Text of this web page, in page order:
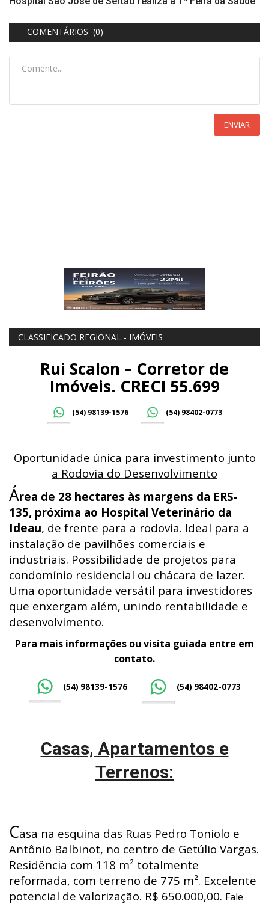
COMENTÁRIOS (0)
ENVIAR
CLASSIFICADO REGIONAL - IMÓVEIS
Rui Scalon – Corretor de
Imóveis. CRECI 55.699
(54) 98139-1576 (54) 98402-0773
Oportunidade única para investimento junto
a Rodovia do Desenvolvimento
Área de 28 hectares às margens da ERS-
135, próxima ao Hospital Veterinário da
Ideau, de frente para a rodovia. Ideal para a
instalação de pavilhões comerciais e
industriais. Possibilidade de projetos para
condomínio residencial ou chácara de lazer.
Uma oportunidade versátil para investidores
que enxergam além, unindo rentabilidade e
desenvolvimento.
Para mais informações ou visita guiada entre em
contato.
(54) 98139-1576 (54) 98402-0773
Casas, Apartamentos e
Terrenos:
Casa na esquina das Ruas Pedro Toniolo e
Antônio Balbinot, no centro de Getúlio Vargas.
Residência com 118 m² totalmente
reformada, com terreno de 775 m². Excelente
potencial de valorização. R$ 650.000,00. Fale